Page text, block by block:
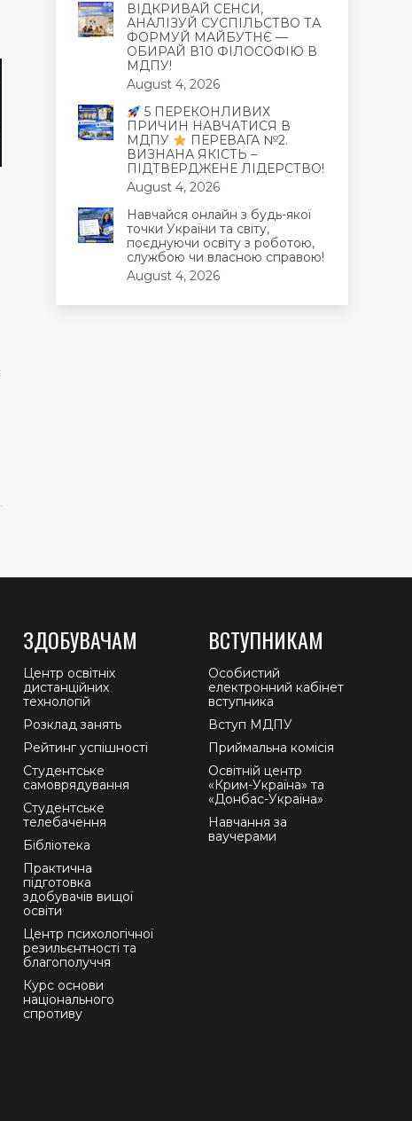
ВІДКРИВАЙ СЕНСИ,
АНАЛІЗУЙ СУСПІЛЬСТВО ТА
ФОРМУЙ МАЙБУТНЄ —
ОБИРАЙ В10 ФІЛОСОФІЮ В
МДПУ!
August 4, 2026
5 ПЕРЕКОНЛИВИХ
ПРИЧИН НАВЧАТИСЯ В
МДПУ
ПЕРЕВАГА №2.
ВИЗНАНА ЯКІСТЬ –
ПІДТВЕРДЖЕНЕ ЛІДЕРСТВО!
August 4, 2026
Навчайся онлайн з будь-якої
точки України та світу,
поєднуючи освіту з роботою,
службою чи власною справою!
August 4, 2026
ЗДОБУВАЧАМ
Центр освітніх
дистанційних
технологій
Розклад занять
Рейтинг успішності
Студентське
самоврядування
Студентське
телебачення
Бібліотека
Практична
підготовка
здобувачів вищої
освіти
Центр психологічної
резильєнтності та
благополуччя
Курс основи
національного
спротиву
ВСТУПНИКАМ
Особистий
електронний кабінет
вступника
Вступ МДПУ
Приймальна комісія
Освітній центр
«Крим-Україна» та
«Донбас-Україна»
Навчання за
ваучерами